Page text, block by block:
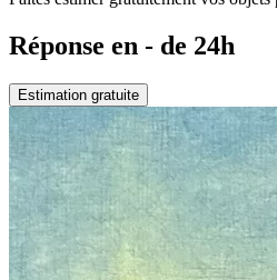
Réponse en - de 24h
Estimation gratuite